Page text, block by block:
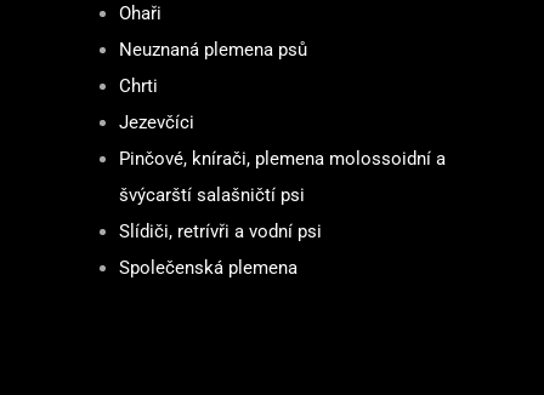
Ohaři
Neuznaná plemena psů
Chrti
Jezevčíci
Pinčové, knírači, plemena molossoidní a
švýcarští salašničtí psi
Slídiči, retrívři a vodní psi
Společenská plemena